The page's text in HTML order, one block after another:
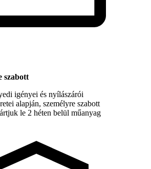
szabott
igényei és nyílászárói
alapján, személyre szabott
le 2 héten belül műanyag